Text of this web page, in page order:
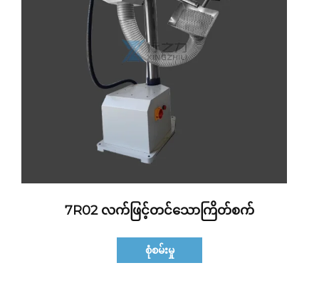
7R02 လက်ဖြင့်တင်သောကြိတ်စက်
စုံစမ်းမှု